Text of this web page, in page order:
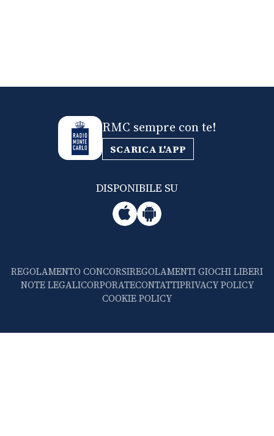
RMC sempre con te!
SCARICA L'APP
DISPONIBILE SU
REGOLAMENTO CONCORSIREGOLAMENTI GIOCHI LIBERI
NOTE LEGALICORPORATECONTATTIPRIVACY POLICY
COOKIE POLICY